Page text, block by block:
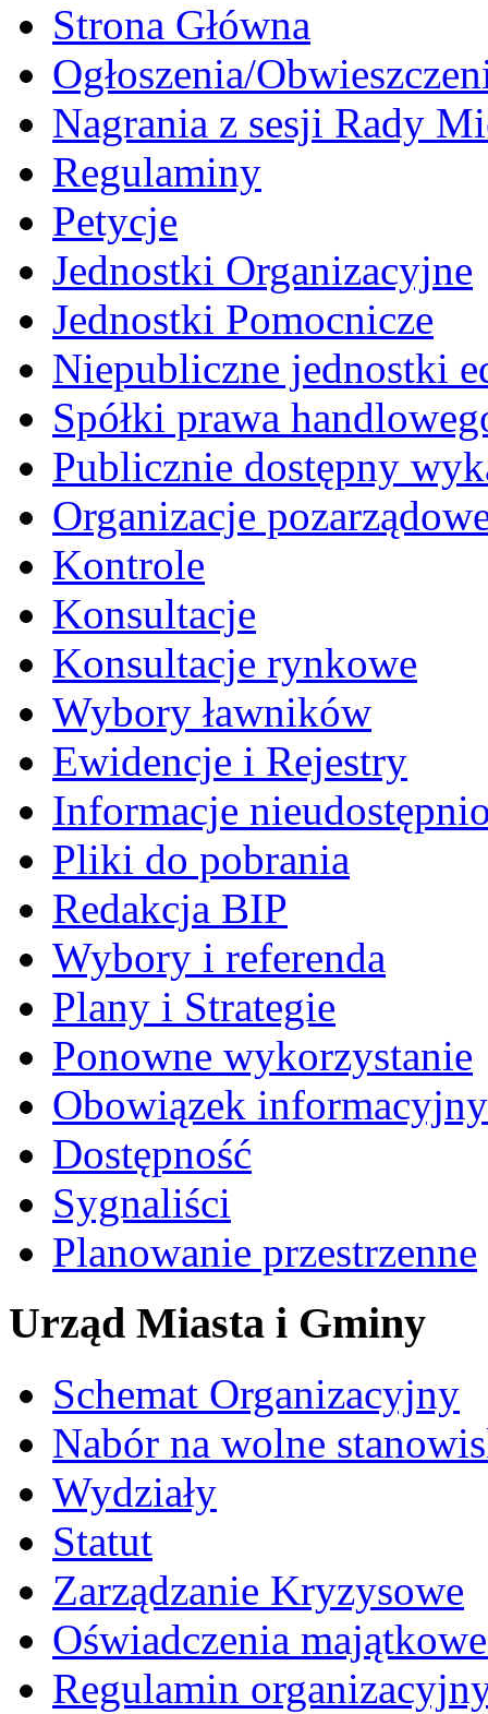
Strona Główna
Ogłoszenia/
Nagrania z sesji Rady
Regulaminy
Petycje
Jednostki Organizacyjne
Jednostki Pomocnicze
Niepubliczne jednostki
Spółki prawa
Publicznie dostępny
Organizacje
Kontrole
Konsultacje
Konsultacje rynkowe
Wybory ławników
Ewidencje i Rejestry
Informacje
Pliki do pobrania
Redakcja BIP
Wybory i referenda
Plany i Strategie
Ponowne wykorzystanie
Obowiązek informacyjny
Dostępność
Sygnaliści
Planowanie przestrzenne
Urząd Miasta i Gminy
Schemat Organizacyjny
Nabór na wolne
Wydziały
Statut
Zarządzanie Kryzysowe
Oświadczenia
Regulamin